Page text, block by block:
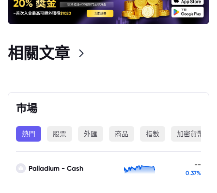
市場
熱門 股票 外匯 商品 指數 加密貨幣
Palladium - Cash --
0.37%
相關文章